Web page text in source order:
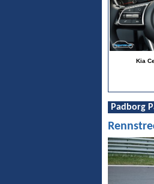
Kia
Padborg